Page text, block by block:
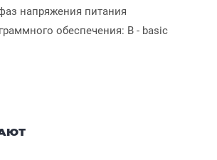
напряжения питания
обеспечения: B - basic